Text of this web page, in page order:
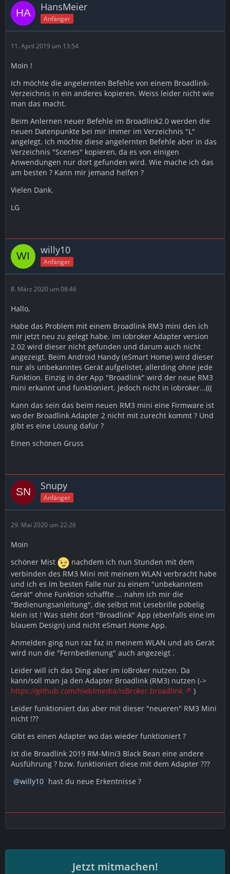
HansMeier
Anfänger
11. April 2019 um 13:54
Moin !
Ich möchte die angelernten Befehle von einem Broadlink-
Verzeichnis in ein anderes kopieren. Weiss leider nicht wie
man das macht.
Beim Anlernen neuer Befehle im Broadlink2.0 werden die
neuen Datenpunkte bei mir immer im Verzeichnis "L"
angelegt. Ich möchte diese angelernten Befehle aber in das
Verzeichnis "Scenes" kopieren, da es von einigen
Anwendungen nur dort gefunden wird. Wie mache ich das
am besten ? Kann mir jemand helfen ?
Vielen Dank.
LG
willy10
Anfänger
8. März 2020 um 08:46
Hallo,
Habe das Problem mit einem Broadlink RM3 mini den ich
mir jetzt neu zu gelegt habe. Im iobroker Adapter version
2.02 wird dieser nicht gefunden und darum auch nicht
angezeigt. Beim Android Handy (eSmart Home) wird dieser
nur als unbekanntes Gerät aufgelistet, allerding ohne jede
Funktion. Einzig in der App "Broadlink" wird der neue RM3
mini erkannt und funktioniert. Jedoch nicht in iobroker...(((
Kann das sein das beim neuen RM3 mini eine Firmware ist
wo der Broadlink Adapter 2 nicht mit zurecht kommt ? Und
gibt es eine Lösung dafür ?
Einen schönen Gruss
Snupy
Anfänger
29. Mai 2020 um 22:26
Moin
schöner Mist
nachdem ich nun Stunden mit dem
verbinden des RM3 Mini mit meinem WLAN verbracht habe
und ich es im besten Falle nur zu einem "unbekanntem
Gerät" ohne Funktion schaffte ... nahm ich mir die
"Bedienungsanleitung", die selbst mit Lesebrille pöbelig
klein ist ! Was steht dort "Broadlink" App (ebenfalls eine im
blauem Design) und nicht eSmart Home App.
Anmelden ging nun raz faz in meinem WLAN und als Gerät
wird nun die "Fernbedienung" auch angezeigt .
Leider will ich das Ding aber im ioBroker nutzen. Da
kann/soll man ja den Adapter Broadlink (RM3) nutzen (->
https://github.com/hieblmedia/ioBroker.broadlink
)
Leider funktioniert das aber mit dieser "neueren" RM3 Mini
nicht !??
Gibt es einen Adapter wo das wieder funktioniert ?
Ist die Broadlink 2019 RM-Mini3 Black Bean eine andere
Ausführung ? bzw. funktioniert diese mit dem Adapter ???
willy10 hast du neue Erkentnisse ?
Jetzt mitmachen!